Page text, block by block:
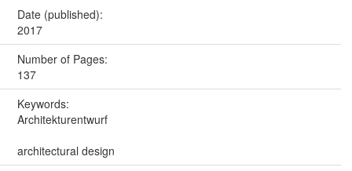
Date (published):
2017
Number of Pages:
137
Keywords:
Architekturentwurf
architectural design